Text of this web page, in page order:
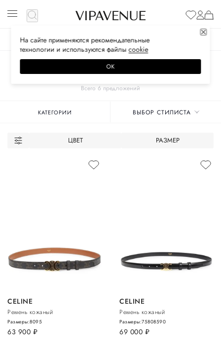
ЖЕНСКОЕ МУЖСКОЕ
Всего 6 предложений
Унисекс бренды
РЕМНИ
КАТЕГОРИИ ВЫБОР СТИЛИСТА
ЦВЕТ РАЗМЕР
CELINE
Ремень кожаный
63 900 руб.
Размеры:8095
CELINE
Ремень кожаный
69 000 руб.
Размеры:75808590
На сайте применяются рекомендательные
технологии и используются файлысооkiе
ОК